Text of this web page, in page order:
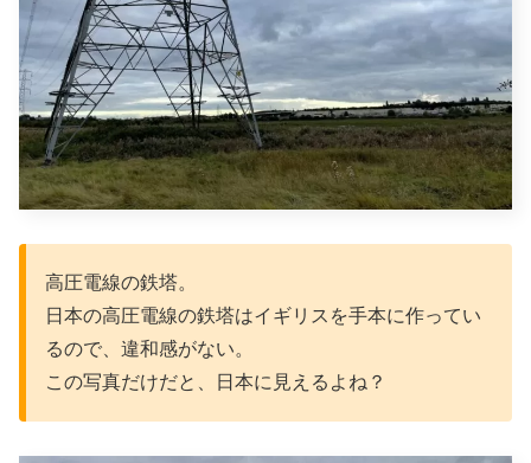
高圧電線の鉄塔。
日本の高圧電線の鉄塔はイギリスを手本に作ってい
るので、違和感がない。
この写真だけだと、日本に見えるよね？